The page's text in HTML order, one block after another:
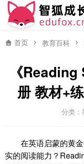
首页 教育百科
《
册 教材+
分类：
在英语启蒙的黄
实的阅读能力？